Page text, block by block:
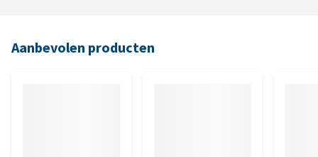
Aanbevolen producten